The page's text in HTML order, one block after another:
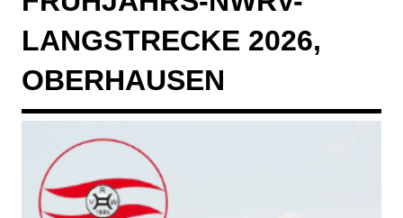
LANGSTRECKE 2026,
OBERHAUSEN